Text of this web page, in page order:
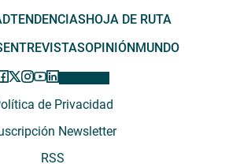
TENDENCIASHOJA DE RUTA
ENTREVISTASOPINIÓNMUNDO
de Privacidad
Newsletter
RSS